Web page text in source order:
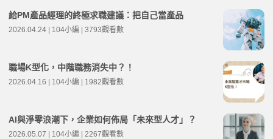
給PM產品經理的終極求職建議：把自己當產品
2026.04.24 | 104小編 | 3793觀看數
職場K型化，中階職務消失中？！
2026.04.16 | 104小編 | 1982觀看數
AI與淨零浪潮下，企業如何佈局「未來型人才」？
2026.05.07 | 104小編 | 2267觀看數